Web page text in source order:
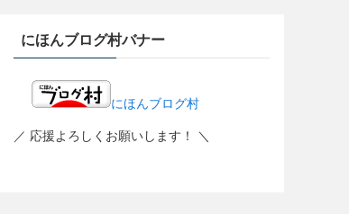
にほんブログ村バナー
にほんブログ村
／ 応援よろしくお願いします！ ＼